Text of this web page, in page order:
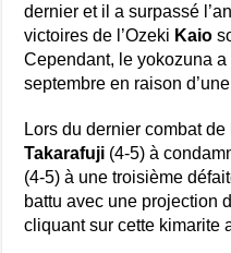
dernier et il a surpassé
victoires de l’Ozeki Kaio
Cependant, le yokozuna
septembre en raison
Lors du dernier combat
Takarafuji (4-5) à
(4-5) à une troisième
battu avec une projection
cliquant sur cette kimarite